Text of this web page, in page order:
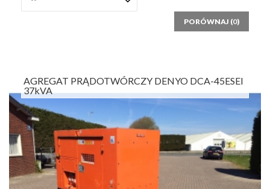
PORÓWNAJ (0)
AGREGAT PRĄDOTWÓRCZY DENYO DCA-45ESEI
37kVA